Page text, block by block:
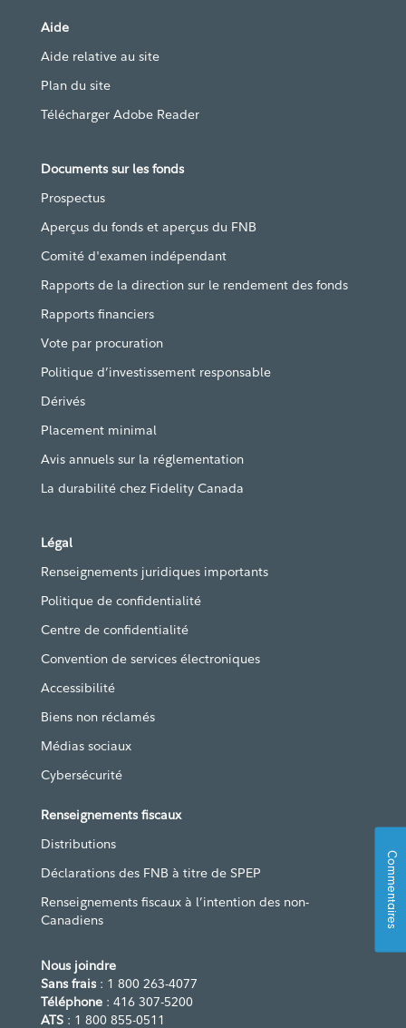
Aide
Aide relative au site
Plan du site
Télécharger Adobe Reader
Documents sur les fonds
Prospectus
Aperçus du fonds et aperçus du FNB
Comité d'examen indépendant
Rapports de la direction sur le rendement des fonds
Rapports financiers
Vote par procuration
Politique d’investissement responsable
Dérivés
Placement minimal
Avis annuels sur la réglementation
La durabilité chez Fidelity Canada
Légal
Renseignements juridiques importants
Politique de confidentialité
Centre de confidentialité
Convention de services électroniques
Accessibilité
Biens non réclamés
Médias sociaux
Cybersécurité
Renseignements fiscaux
Distributions
Déclarations des FNB à titre de SPEP
Renseignements fiscaux à l’intention des non-
Canadiens
Nous joindre
Sans frais: 1 800 263-4077
Téléphone : 416 307-5200
ATS : 1 800 855-0511
Commentaires